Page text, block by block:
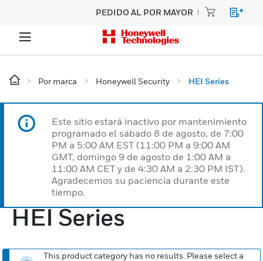
PEDIDO AL POR MAYOR
Por marca Honeywell Security HEI Series
Este sitio estará inactivo por mantenimiento
programado el sábado 8 de agosto, de 7:00
PM a 5:00 AM EST (11:00 PM a 9:00 AM
GMT, domingo 9 de agosto de 1:00 AM a
11:00 AM CET y de 4:30 AM a 2:30 PM IST).
Agradecemos su paciencia durante este
tiempo.
HEI Series
This product category has no results. Please select a